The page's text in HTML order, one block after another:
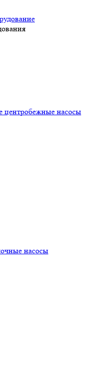
центробежные насосы
насосы